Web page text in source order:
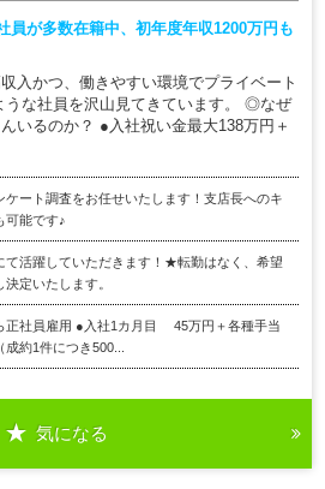
員が多数在籍中、初年度年収1200万円も
入かつ、働きやすい環境でプライベート
な社員を沢山見てきています。 ◎なぜ
いるのか？ ●入社祝い金最大138万円＋
ケート調査をお任せいたします！支店長へのキ
可能です♪
て活躍していただきます！★転勤はなく、希望
定いたします。
正社員雇用 ●入社1カ月目 45万円＋各種手当
成約1件につき500...
気になる